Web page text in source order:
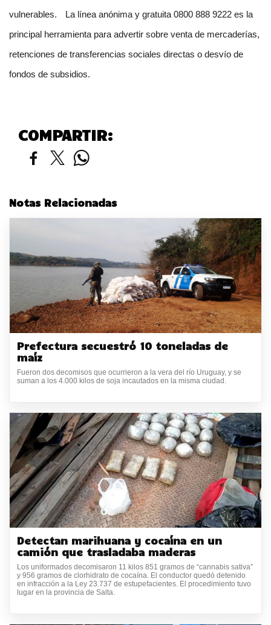
vulnerables.
La línea anónima y gratuita 0800 888 9222 es la
principal herramienta para advertir sobre venta de mercaderías,
retenciones de transferencias sociales directas o desvío de
fondos de subsidios.
COMPARTIR:
Notas Relacionadas
Prefectura secuestró 10 toneladas de
maíz
Fueron dos decomisos que ocurrieron a la vera del río Uruguay, y se
suman a los 4.000 kilos de soja incautados en la misma ciudad.
Detectan marihuana y cocaína en un
camión que trasladaba maderas
Los uniformados decomisaron 11 kilos 851 gramos de “cannabis sativa”
y 956 gramos de clorhidrato de cocaína. El conductor quedó detenido
en infracción a la Ley 23.737 de estupefacientes. El procedimiento tuvo
lugar en la provincia de Salta.